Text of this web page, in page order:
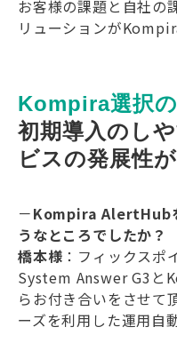
お客様の課題と自社の
リューションが
Kompira選択
初期導入のし
ビスの発展性
－Kompira AlertHub
うなところでしたか？
橋本様 ：フィックスポ
System Answer G3と
らお付き合いをさせて
ーズを利用した運用自